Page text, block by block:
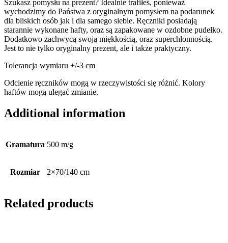
Szukasz pomysłu na prezent? Idealnie trafiłeś, ponieważ
wychodzimy do Państwa z oryginalnym pomysłem na podarunek
dla bliskich osób jak i dla samego siebie. Ręczniki posiadają
starannie wykonane hafty, oraz są zapakowane w ozdobne pudełko.
Dodatkowo zachwycą swoją miękkością, oraz superchłonnością.
Jest to nie tylko oryginalny prezent, ale i także praktyczny.
Tolerancja wymiaru +/-3 cm
Odcienie ręczników mogą w rzeczywistości się różnić. Kolory
haftów mogą ulegać zmianie.
Additional information
Gramatura 500 m/g
Rozmiar 2×70/140 cm
Related products